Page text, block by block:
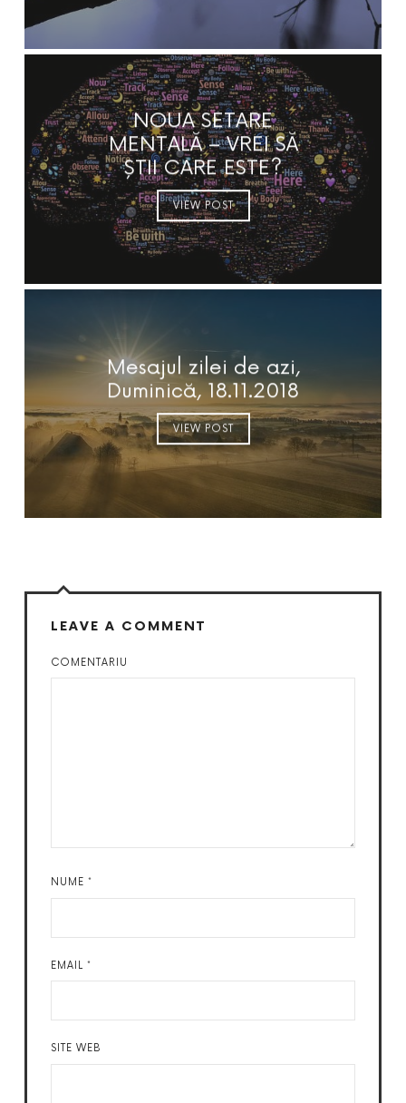
NOUA SETARE
MENTALĂ – VREI SĂ
ȘTII CARE ESTE?
VIEW POST
Mesajul zilei de azi,
Duminică, 18.11.2018
VIEW POST
LEAVE A COMMENT
COMENTARIU
NUME *
EMAIL *
SITE WEB